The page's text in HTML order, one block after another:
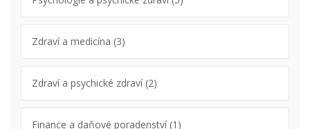
Zdraví a medicína (3)
Zdraví a psychické zdraví(2)
Finance a daňové poradenství(1)